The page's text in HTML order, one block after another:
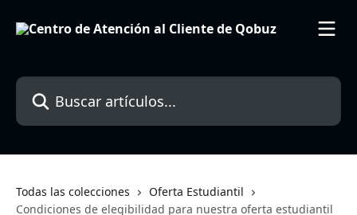
Buscar artículos...
Todas las colecciones
Oferta Estudiantil
Condiciones de elegibilidad para nuestra oferta estudiantil